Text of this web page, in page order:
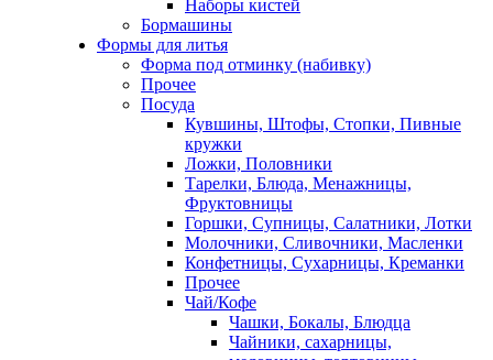
Наборы кистей
Бормашины
Формы для литья
Форма под отминку (набивку)
Прочее
Посуда
Кувшины, Штофы, Стопки, Пивные
кружки
Ложки, Половники
Тарелки, Блюда, Менажницы,
Фруктовницы
Горшки, Супницы, Салатники, Лотки
Молочники, Сливочники, Масленки
Конфетницы, Сухарницы, Креманки
Прочее
Чай/Кофе
Чашки, Бокалы, Блюдца
Чайники, сахарницы,